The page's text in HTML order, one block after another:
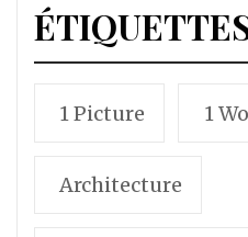
1 Picture 1
Architecture